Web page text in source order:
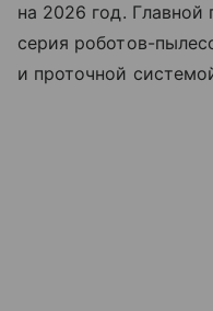
на 2026 год. Главной
серия роботов-
и проточной